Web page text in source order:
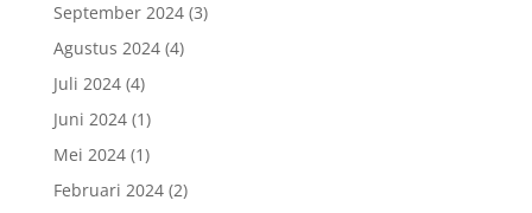
September 2024(3)
Agustus 2024(4)
Juli 2024(4)
Juni 2024(1)
Mei 2024(1)
Februari 2024(2)